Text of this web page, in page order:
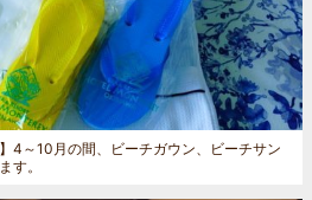
】4～10月の間、ビーチガウン、ビーチサン
す。